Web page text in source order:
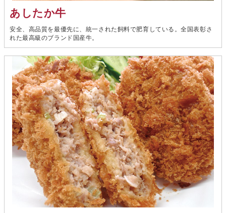
あしたか牛
安全、高品質を最優先に、統一された飼料で肥育している。全国表彰さ
れた最高級のブランド国産牛。